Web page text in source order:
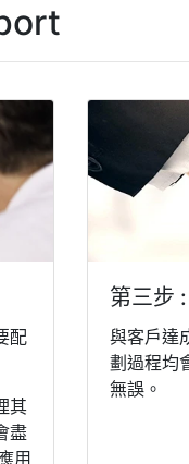
配
其
盡
用
第三步
與客戶達
劃過程均
無誤。